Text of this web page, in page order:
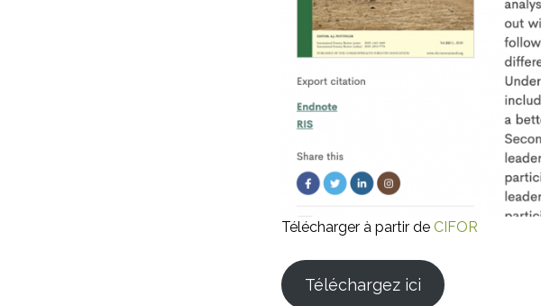
Télécharger à partir de CIFOR
Téléchargez ici